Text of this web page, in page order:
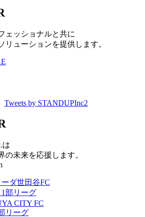
ェッショナルと共に
リューションを提供します。
Tweets by STANDUPInc2
は
の未来を応援します。
ーダ世田谷FC
部リーグ
CITY FC
リーグ